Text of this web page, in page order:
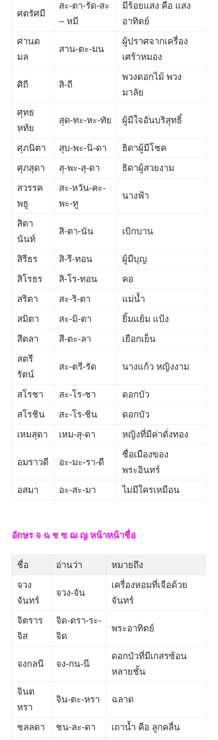
ศตรัศมี
สะ-ตา-รัด-สะ
– หมี
มีร้อยแสง คือ แสง
อาทิตย์
ศานต
มล
สาน-ตะ-มน
ผู้ปราศจากเครื่อง
เศร้าหมอง
ศิถี สิ-ถี
พวงดอกไม้ พวง
มาลัย
ศุทธ
หทัย
สุด-ทะ-หะ-ทัย ผู้มีใจอันบริสุทธิ์
ศุภนิตา สุบ-พะ-นิ-ดา
ธิดาผู้มีโชค
ศุภสุดา
สุ-พะ-สุ-ดา
ธิดาผู้สวยงาม
สวรรค
พธู
สะ-หวัน-คะ-
พะ-ทู
นางฟ้า
สิตา
นันท์
สิ-ตา-นัน เบิกบาน
สิรีธร สิ-รี-ทอน
ผู้มีบุญ
สิโรธร
สิ-โร-ทอน
คอ
สริตา
สะ-ริ-ตา
แม่น้ำ
สมิตา
สะ-มิ-ตา
ยิ้มแย้ม แป้ง
สีตลา
สี-ตะ-ลา
เยือกเย็น
สตรี
รัตน์
สะ-ตรี-รัด นางแก้ว หญิงงาม
สโรชา สะ-โร-ชา
ดอกบัว
สโรชิน
สะ-โร-ชิน
ดอกบัว
เหมสุดา
เหม-สุ-ดา หญิงที่มีค่าดั่งทอง
อมราวดี อะ-มะ-รา-ดี
ชื่อเมืองของ
พระอินทร์
อสมา
อะ-สะ-มา ไม่มีใครเหมือน
อักษร จ ฉ ช ซ ฌ ญ หน้าหน้าชื่อ
ชื่อ อ่านว่า
หมายถึง
จวง
จันทร์
จวง-จัน
เครื่องหอมที่เจือด้วย
จันทร์
จิตราร
จิส
จิด-ตรา-ระ-
จิด
พระอาทิตย์
จงกลนี จง-กน-นี
ดอกบัวที่มีเกสรซ้อน
หลายชั้น
จินต
หรา
จิน-ตะ-หรา ฉลาด
ชลลดา ชน-ละ-ดา เถาน้ำ คือ ลูกคลื่น